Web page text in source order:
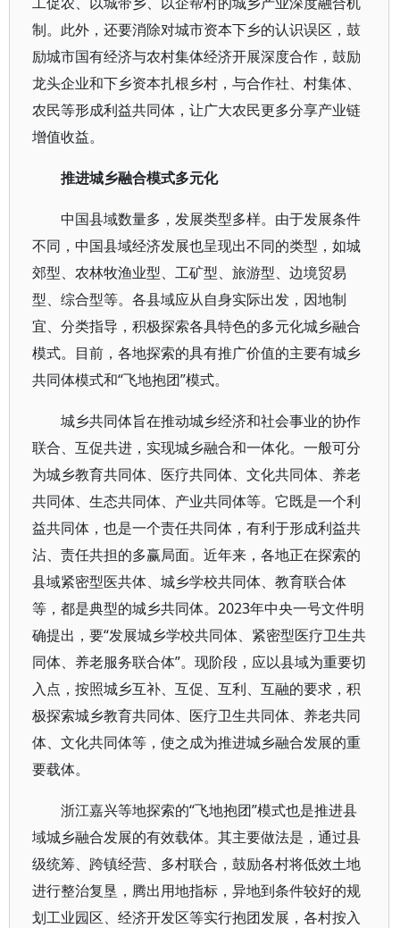
制。此外，还要消除对城市资本下乡的认识误区，鼓
励城市国有经济与农村集体经济开展深度合作，鼓励
龙头企业和下乡资本扎根乡村，与合作社、村集体、
农民等形成利益共同体，让广大农民更多分享产业链
增值收益。
推进城乡融合模式多元化
中国县域数量多，发展类型多样。由于发展条件
不同，中国县域经济发展也呈现出不同的类型，如城
郊型、农林牧渔业型、工矿型、旅游型、边境贸易
型、综合型等。各县域应从自身实际出发，因地制
宜、分类指导，积极探索各具特色的多元化城乡融合
模式。目前，各地探索的具有推广价值的主要有城乡
共同体模式和“飞地抱团”模式。
城乡共同体旨在推动城乡经济和社会事业的协作
联合、互促共进，实现城乡融合和一体化。一般可分
为城乡教育共同体、医疗共同体、文化共同体、养老
共同体、生态共同体、产业共同体等。它既是一个利
益共同体，也是一个责任共同体，有利于形成利益共
沾、责任共担的多赢局面。近年来，各地正在探索的
县域紧密型医共体、城乡学校共同体、教育联合体
等，都是典型的城乡共同体。2023年中央一号文件明
确提出，要“发展城乡学校共同体、紧密型医疗卫生共
同体、养老服务联合体”。现阶段，应以县域为重要切
入点，按照城乡互补、互促、互利、互融的要求，积
极探索城乡教育共同体、医疗卫生共同体、养老共同
体、文化共同体等，使之成为推进城乡融合发展的重
要载体。
浙江嘉兴等地探索的“飞地抱团”模式也是推进县
域城乡融合发展的有效载体。其主要做法是，通过县
级统筹、跨镇经营、多村联合，鼓励各村将低效土地
进行整治复垦，腾出用地指标，异地到条件较好的规
划工业园区、经济开发区等实行抱团发展，各村按入